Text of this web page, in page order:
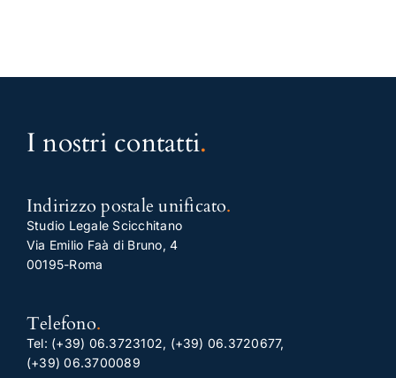
I nostri contatti.
Indirizzo postale unificato.
Studio Legale Scicchitano
Via Emilio Faà di Bruno, 4
00195-Roma
Telefono.
Tel: (+39) 06.3723102, (+39) 06.3720677,
(+39) 06.3700089